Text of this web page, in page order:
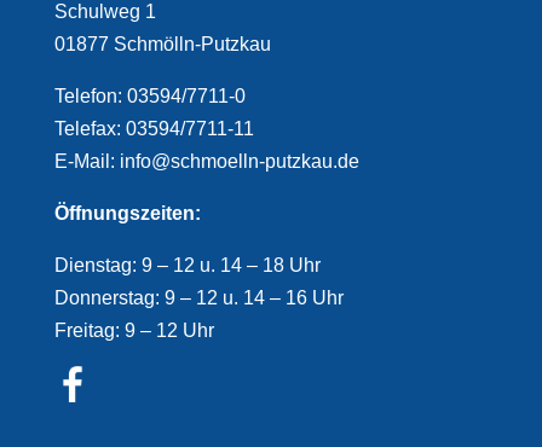
Schulweg 1
01877 Schmölln-Putzkau
Telefon: 03594/7711-0
Telefax: 03594/7711-11
E-Mail: info@schmoelln-putzkau.de
Öffnungszeiten:
Dienstag: 9 – 12 u. 14 – 18 Uhr
Donnerstag: 9 – 12 u. 14 – 16 Uhr
Freitag: 9 – 12 Uhr